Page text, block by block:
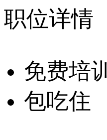
职位详情
免费培训
包吃住